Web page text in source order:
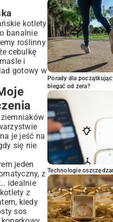
kotlety
banalnie
roślinny
cebulkę
i
gotowy w
je jeść na
się nie
jeden
z
idealnie
z
kiedy
sos
Porady dla
biegać od zera?
Technologie